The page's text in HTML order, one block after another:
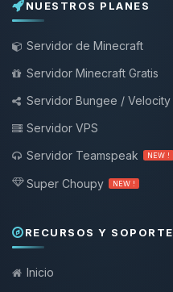
NUESTROS PLANES
Servidor de Minecraft
Servidor Minecraft Gratis
Servidor Bungee / Velocity
Servidor VPS
Servidor Teamspeak
NEW !
Super Choupy NEW !
RECURSOS Y SOPORTE
Inicio